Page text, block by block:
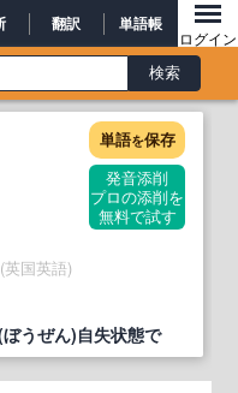
翻訳 単語帳
ログイン
単語を保存
発音添削
プロの添削を
無料で試す
(英国英語)
うぜん)自失状態で